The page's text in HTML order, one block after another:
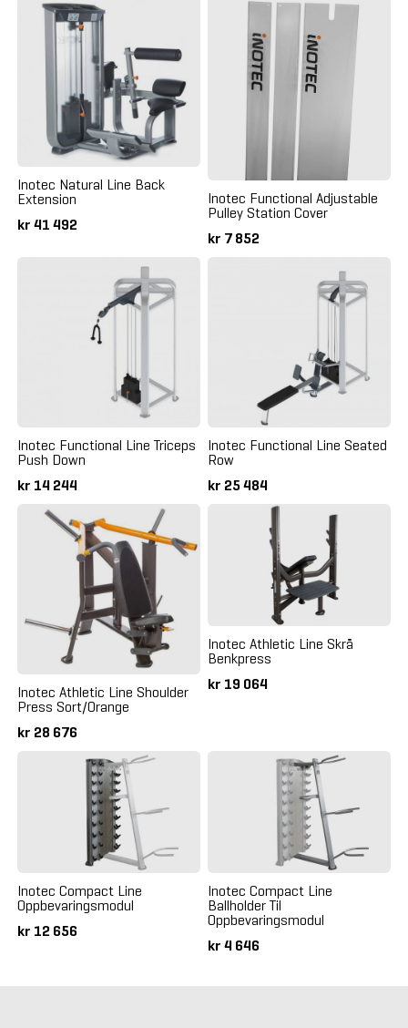
Inotec Natural Line Back
Extension
kr 41 492
Inotec Functional Adjustable
Pulley Station Cover
kr 7 852
Inotec Functional Line Triceps
Push Down
kr 14 244
Inotec Functional Line Seated
Row
kr 25 484
Inotec Athletic Line Shoulder
Press Sort/Orange
kr 28 676
Inotec Athletic Line Skrå
Benkpress
kr 19 064
Inotec Compact Line
Oppbevaringsmodul
kr 12 656
Inotec Compact Line
Ballholder Til
Oppbevaringsmodul
kr 4 646